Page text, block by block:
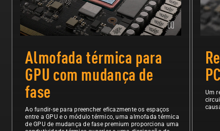
Almofada térmica para
GPU com mudança de
fase
Ao fundir-se para preencher eficazmente os espaços
entre a GPU e o módulo térmico, uma almofada térmica
de GPU de mudança de fase premium proporciona uma
Um